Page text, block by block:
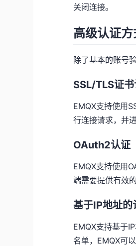
关闭连接。
高级认证方
除了基本的账号
SSL/TLS证
EMQX支持使用
行连接请求，并
OAuth2认证
EMQX支持使用
端需要提供有效
基于IP地址的
EMQX支持基于
名单，EMQX可